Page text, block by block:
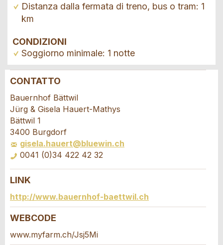
Distanza dalla fermata di treno, bus o tram: 1
km
CONDIZIONI
Soggiorno minimale: 1 notte
Contestare l'annuncio
Il tuo feedback è molto apprezzato!
Feedback generale
Questo annuncio non è più valido
Annuncio incompleto
Consigliamo l'annuncio
Raccomando questo annuncio agli amici.
CONTATTO
Bauernhof Bättwil
Jürg & Gisela Hauert-Mathys
Bättwil 1
3400 Burgdorf
gisela.hauert@bluewin.ch
0041 (0)34 422 42 32
Richiesta di prenotazione
Scrivere un messaggio per tutte le persone
da contattare per questo annuncio.
LINK
http://www.bauernhof-baettwil.ch
WEBCODE
www.myfarm.ch/Jsj5Mi